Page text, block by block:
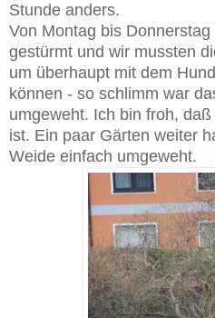
Stunde anders.
Von Montag bis
gestürmt und wir mussten
um überhaupt mit dem
können - so schlimm war
umgeweht. Ich bin froh,
ist. Ein paar Gärten weiter
Weide einfach umgeweht.